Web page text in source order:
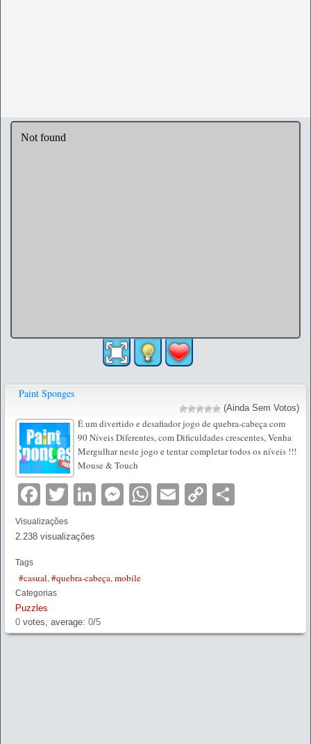
Paint Sponges
(Ainda Sem Votos)
É um divertido e desafiador jogo de quebra-cabeça com
90 Níveis Diferentes, com Dificuldades crescentes, Venha
Mergulhar neste jogo e tentar completar todos os níveis !!!
Mouse & Touch
Facebook
TwitterLinkedIn
Messenger
WhatsApp
EmailCopy
Visualizações
2.238 visualizações
Tags
#casual,#quebra-cabeça,mobile
Categorias
Puzzles
0 votes, average: 0/5